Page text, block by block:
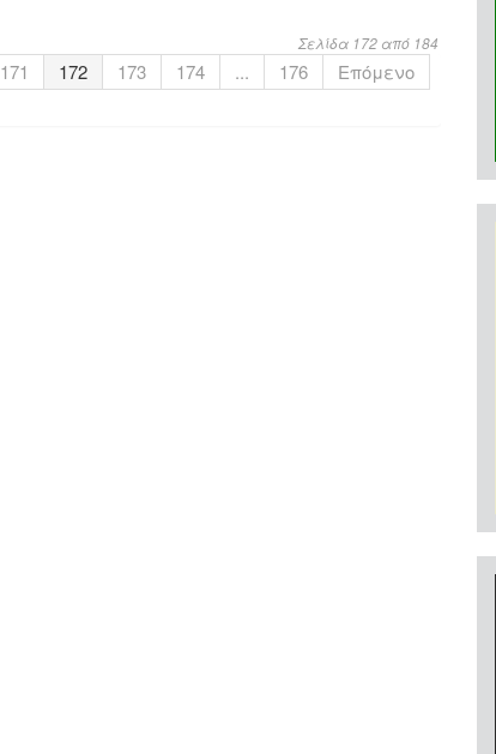
Σελίδα 172 από 184
171 172 173 174 ... 176
Επόμενο